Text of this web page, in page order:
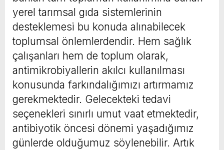
yerel tarımsal gıda sistemlerinin
desteklemesi bu konuda alınabilecek
toplumsal önlemlerdendir. Hem sağlık
çalışanları hem de toplum olarak,
antimikrobiyallerin akılcı kullanılması
konusunda farkındalığımızı artırmamız
gerekmektedir. Gelecekteki tedavi
seçenekleri sınırlı umut vaat etmektedir,
antibiyotik öncesi dönemi yaşadığımız
günlerde olduğumuz söylenebilir. Artık